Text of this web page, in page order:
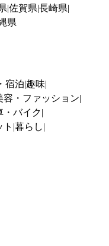
佐賀県 長崎県
県
宿泊 趣味
容・ファッション
・バイク
ト 暮らし